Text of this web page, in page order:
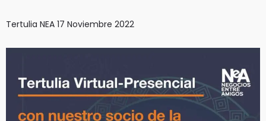
Tertulia NEA 17 Noviembre 2022